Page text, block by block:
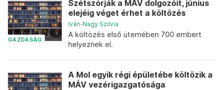
GAZDASÁG
Szétszórják a MÁV dolgozóit, június
elejéig véget érhet a költözés
Iván-Nagy Szilvia
A költözés első ütemében 700 embert
helyeznek el.
A Mol egyik régi épületébe költözik a
MÁV vezérigazgatósága